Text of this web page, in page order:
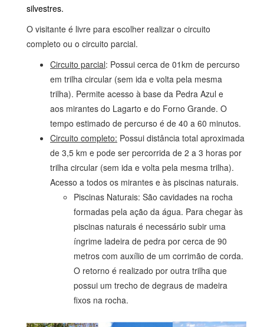
silvestres.
O visitante é livre para escolher realizar o circuito
completo ou o circuito parcial.
Circuito parcial: Possui cerca de 01km de percurso
em trilha circular (sem ida e volta pela mesma
trilha). Permite acesso à base da Pedra Azul e
aos mirantes do Lagarto e do Forno Grande. O
tempo estimado de percurso é de 40 a 60 minutos.
Circuito completo: Possui distância total aproximada
de 3,5 km e pode ser percorrida de 2 a 3 horas por
trilha circular (sem ida e volta pela mesma trilha).
Acesso a todos os mirantes e às piscinas naturais.
Piscinas Naturais: São cavidades na rocha
formadas pela ação da água. Para chegar às
piscinas naturais é necessário subir uma
íngrime ladeira de pedra por cerca de 90
metros com auxílio de um corrimão de corda.
O retorno é realizado por outra trilha que
possui um trecho de degraus de madeira
fixos na rocha.